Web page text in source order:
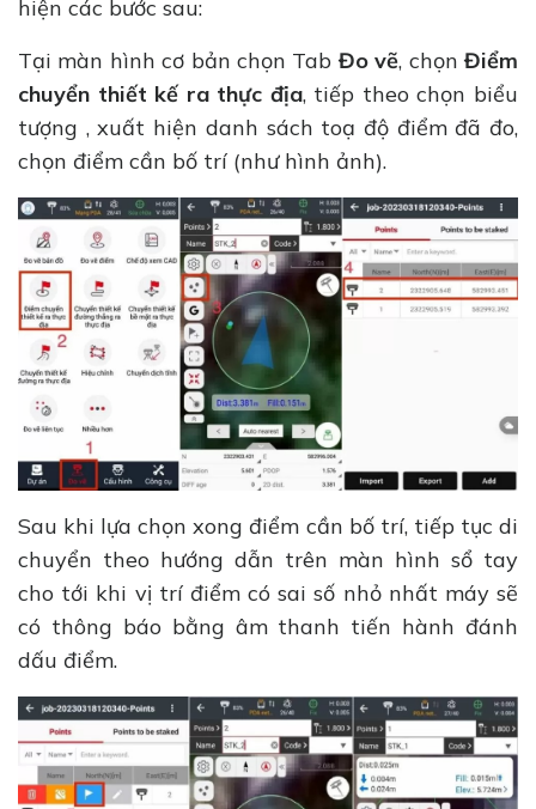
hiện các bước sau:
Tại màn hình cơ bản chọn TabĐo vẽ, chọnĐiểm
chuyển thiết kế ra thực địa, tiếp theo chọn biểu
tượng , xuất hiện danh sách toạ độ điểm đã đo,
chọn điểm cần bố trí (như hình ảnh).
Sau khi lựa chọn xong điểm cần bố trí, tiếp tục di
chuyển theo hướng dẫn trên màn hình sổ tay
cho tới khi vị trí điểm có sai số nhỏ nhất máy sẽ
có thông báo bằng âm thanh tiến hành đánh
dấu điểm.